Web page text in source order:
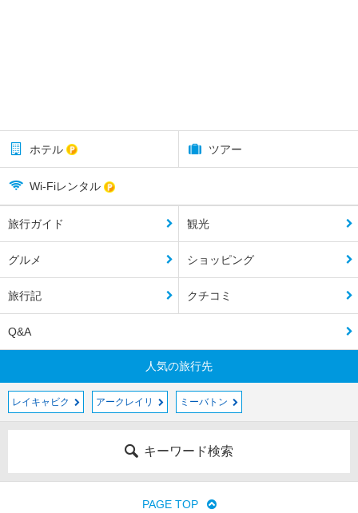
ホテル ツアー
Wi-Fiレンタル
旅行ガイド 観光
グルメ ショッピング
旅行記 クチコミ
Q&A
人気の旅行先
レイキャビク アークレイリ ミーバトン
キーワード検索
PAGE TOP